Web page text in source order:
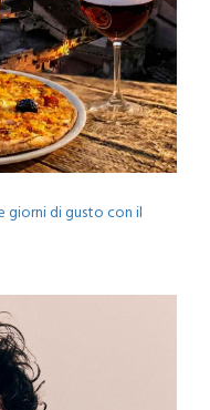
di gusto con il